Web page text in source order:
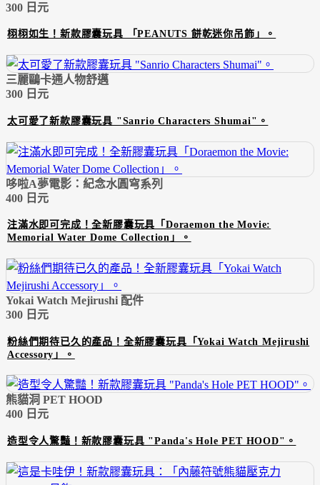
300 日元
栩栩如生！新款膠囊玩具 「PEANUTS 餅乾迷你吊飾」。
三麗鷗卡通人物舒邁
300 日元
太可愛了新款膠囊玩具 "Sanrio Characters Shumai"。
哆啦A夢電影：紀念水圓穹系列
400 日元
注滿水即可完成！全新膠囊玩具「Doraemon the Movie:
Memorial Water Dome Collection」。
Yokai Watch Mejirushi 配件
300 日元
粉絲們期待已久的產品！全新膠囊玩具「Yokai Watch Mejirushi
Accessory」。
熊貓洞 PET HOOD
400 日元
造型令人驚豔！新款膠囊玩具 "Panda's Hole PET HOOD"。